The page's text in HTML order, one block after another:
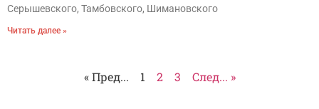
Серышевского, Тамбовского, Шимановского
Читать далее »
« Пред... 1 2 3 След... »